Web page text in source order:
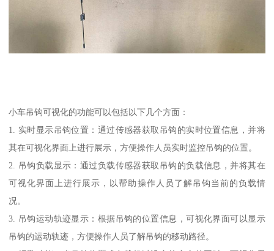
小车吊钩可视化的功能可以包括以下几个方面：
1. 实时显示吊钩位置：通过传感器获取吊钩的实时位置信息，并将
其在可视化界面上进行展示，方便操作人员实时监控吊钩的位置。
2. 吊钩负载显示：通过负载传感器获取吊钩的负载信息，并将其在
可视化界面上进行展示，以帮助操作人员了解吊钩当前的负载情
况。
3. 吊钩运动轨迹显示：根据吊钩的位置信息，可视化界面可以显示
吊钩的运动轨迹，方便操作人员了解吊钩的移动路径。